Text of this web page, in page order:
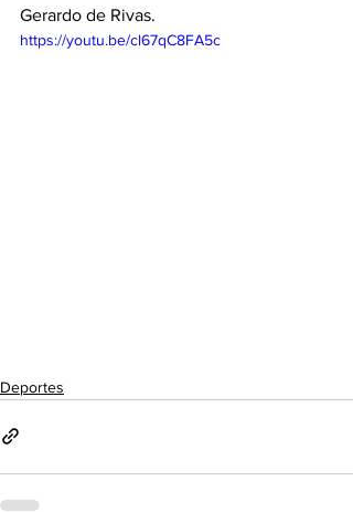
Gerardo de Rivas.
https://youtu.be/cl67qC8FA5c
Deportes